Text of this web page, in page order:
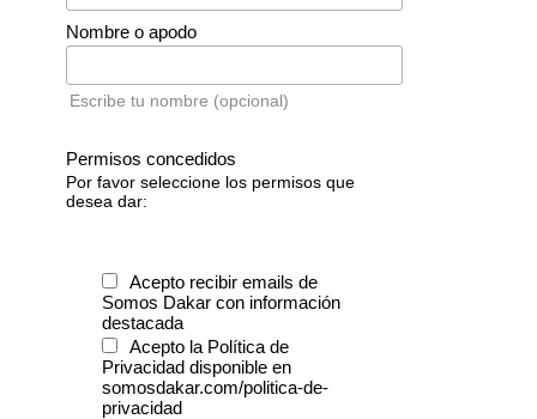
Nombre o apodo
Escribe tu nombre (opcional)
Permisos concedidos
Por favor seleccione los permisos que
desea dar:
Acepto recibir emails de
Somos Dakar con información
destacada
Acepto la Política de
Privacidad disponible en
somosdakar.com/politica-de-
privacidad